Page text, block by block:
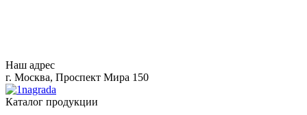
Наш адрес
г. Москва, Проспект Мира 150
Каталог продукции